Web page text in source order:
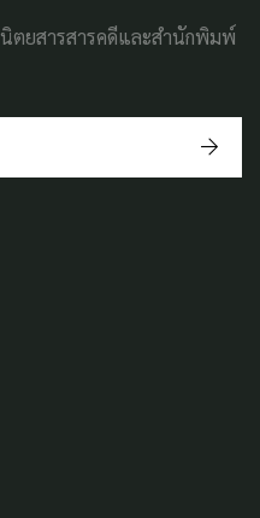
ตยสารสารคดีและสำนักพิมพ์